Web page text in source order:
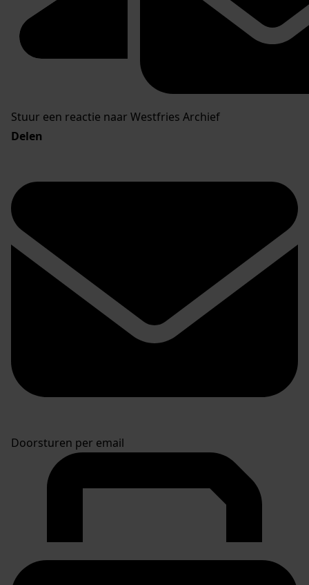
Stuur een reactie naar Westfries Archief
Delen
Doorsturen per email